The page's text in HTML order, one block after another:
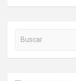
Buscar en la web